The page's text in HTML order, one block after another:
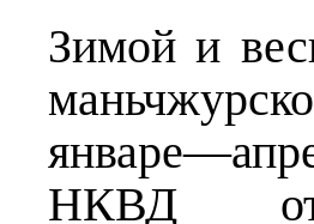
Зимой и
НКВД